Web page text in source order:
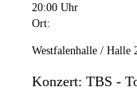
20:00 Uhr
Ort:
Westfalenhalle / Halle
Konzert: TBS -